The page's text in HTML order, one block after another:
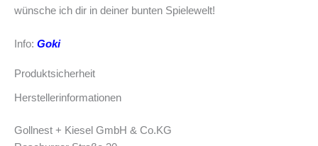
wünsche ich dir in deiner bunten Spielewelt!
Info: Goki
Produktsicherheit
Herstellerinformationen
Gollnest + Kiesel GmbH & Co.KG